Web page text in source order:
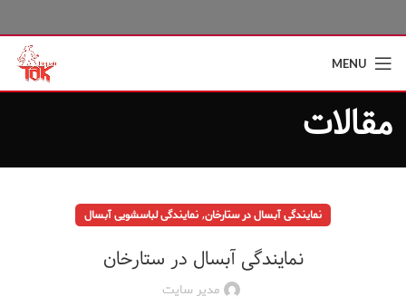
MENU
مقالات
نمایندگی آبسال در ستارخان, نمایندگی لباسشویی آبسال
نمایندگی آبسال در ستارخان
مدیر سایت